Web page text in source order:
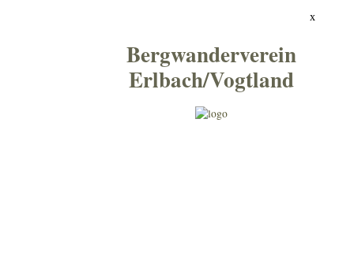
x
Bergwanderverein
Erlbach/Vogtland